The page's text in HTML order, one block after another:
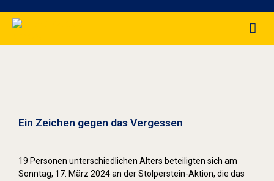
Ein Zeichen gegen das Vergessen
19 Personen unterschiedlichen Alters beteiligten sich am
Sonntag, 17. März 2024 an der Stolperstein-Aktion, die das